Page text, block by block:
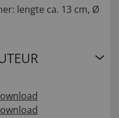
lengte ca. 13 cm, Ø